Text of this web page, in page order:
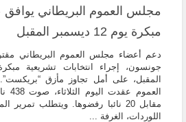
مجلس العموم البريطاني يوافق
مبكرة يوم 12 ديسمبر المقبل
دعم أعضاء مجلس العموم البريطاني
المقبل، على أمل تجاوز مأزق
مقابل 20 نائبا رفضوها. ويتطلب
اللوردات، الغرفة ...